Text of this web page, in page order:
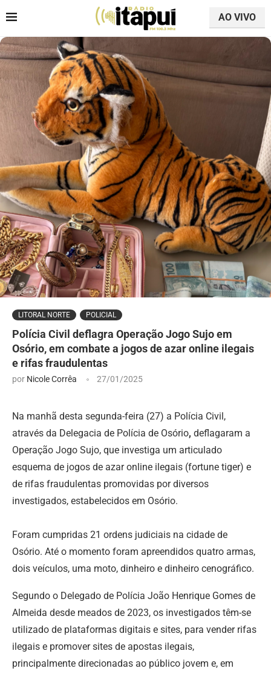
AO VIVO
LITORAL NORTE POLICIAL
Polícia Civil deflagra Operação Jogo Sujo em
Osório, em combate a jogos de azar online ilegais
e rifas fraudulentas
por Nicole Corrêa 27/01/2025
Na manhã desta segunda-feira (27) a Polícia Civil,
através da Delegacia de Polícia de Osório, deflagaram a
Operação Jogo Sujo, que investiga um articulado
esquema de jogos de azar online ilegais (fortune tiger) e
de rifas fraudulentas promovidas por diversos
investigados, estabelecidos em Osório.
Foram cumpridas 21 ordens judiciais na cidade de
Osório. Até o momento foram apreendidos quatro armas,
dois veículos, uma moto, dinheiro e dinheiro cenográfico.
Segundo o Delegado de Polícia João Henrique Gomes de
Almeida desde meados de 2023, os investigados têm-se
utilizado de plataformas digitais e sites, para vender rifas
ilegais e promover sites de apostas ilegais,
principalmente direcionadas ao público jovem e, em